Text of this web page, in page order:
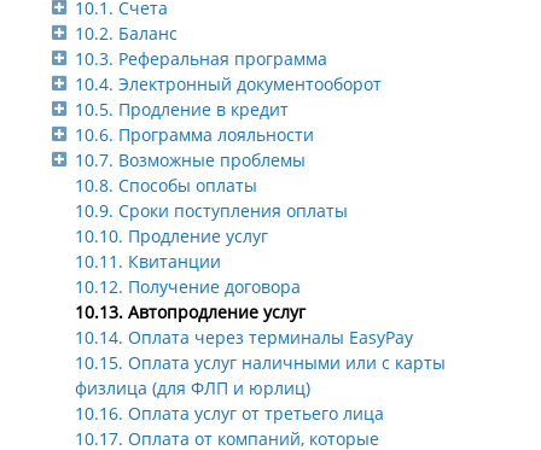
10.1. Счета
10.2. Баланс
10.3. Реферальная программа
10.4. Электронный документооборот
10.5. Продление в кредит
10.6. Программа лояльности
10.7. Возможные проблемы
10.8. Способы оплаты
10.9. Сроки поступления оплаты
10.10. Продление услуг
10.11. Квитанции
10.12. Получение договора
10.13. Автопродление услуг
10.14. Оплата через терминалы EasyPay
10.15. Оплата услуг наличными или с карты
физлица (для ФЛП и юрлиц)
10.16. Оплата услуг от третьего лица
10.17. Оплата от компаний, которые